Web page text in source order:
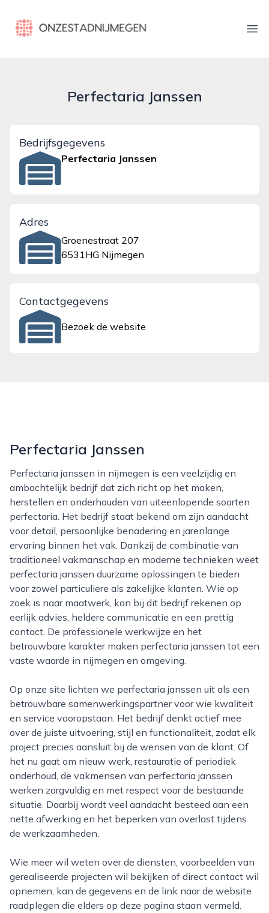
onzestadnijmegen.nl
Perfectaria Janssen
Bedrijfsgegevens
Perfectaria Janssen
Adres
Groenestraat 207
6531HG Nijmegen
Contactgegevens
Bezoek de website
Perfectaria Janssen
Perfectaria janssen in nijmegen is een veelzijdig en
ambachtelijk bedrijf dat zich richt op het maken,
herstellen en onderhouden van uiteenlopende soorten
perfectaria. Het bedrijf staat bekend om zijn aandacht
voor detail, persoonlijke benadering en jarenlange
ervaring binnen het vak. Dankzij de combinatie van
traditioneel vakmanschap en moderne technieken weet
perfectaria janssen duurzame oplossingen te bieden
voor zowel particuliere als zakelijke klanten. Wie op
zoek is naar maatwerk, kan bij dit bedrijf rekenen op
eerlijk advies, heldere communicatie en een prettig
contact. De professionele werkwijze en het
betrouwbare karakter maken perfectaria janssen tot een
vaste waarde in nijmegen en omgeving.
Op onze site lichten we perfectaria janssen uit als een
betrouwbare samenwerkingspartner voor wie kwaliteit
en service vooropstaan. Het bedrijf denkt actief mee
over de juiste uitvoering, stijl en functionaliteit, zodat elk
project precies aansluit bij de wensen van de klant. Of
het nu gaat om nieuw werk, restauratie of periodiek
onderhoud, de vakmensen van perfectaria janssen
werken zorgvuldig en met respect voor de bestaande
situatie. Daarbij wordt veel aandacht besteed aan een
nette afwerking en het beperken van overlast tijdens
de werkzaamheden.
Wie meer wil weten over de diensten, voorbeelden van
gerealiseerde projecten wil bekijken of direct contact wil
opnemen, kan de gegevens en de link naar de website
raadplegen die elders op deze pagina staan vermeld.